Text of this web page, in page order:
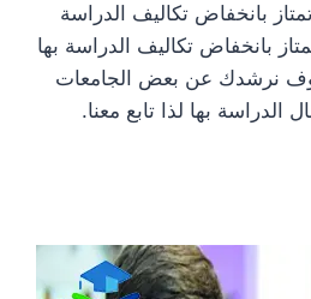
بانخفاض تكاليف الدراسة
بانخفاض تكاليف الدراسة بها
سوف نرشدك عن بعض الجامعات
بها لذا تابع معنا.